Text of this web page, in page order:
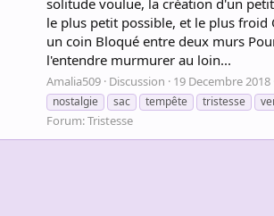
solitude voulue, la création d'un
le plus petit possible, et le plus froid
un coin Bloqué entre deux murs
l'entendre murmurer au loin...
Amalia509 Discussion 19 Decembre 2018
nostalgie
sac tempête tristesse
Forum:Tristesse